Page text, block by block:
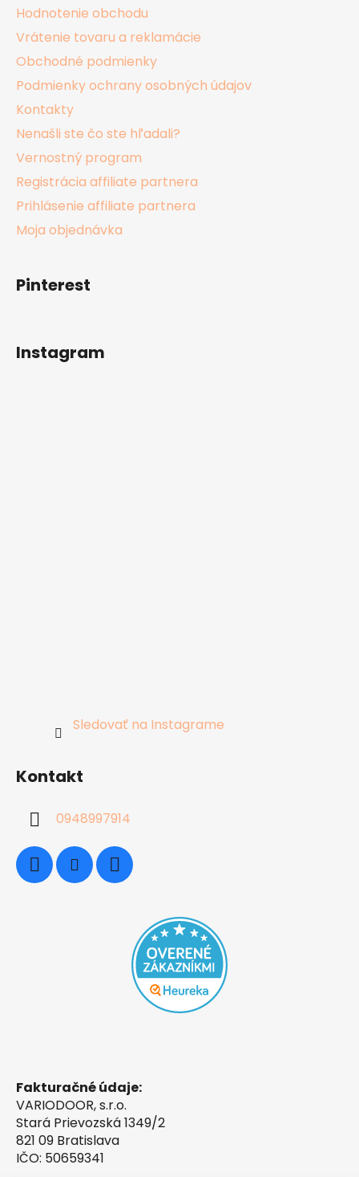
Hodnotenie obchodu
Vrátenie tovaru a reklamácie
Obchodné podmienky
Podmienky ochrany osobných údajov
Kontakty
Nenašli ste čo ste hľadali?
Vernostný program
Registrácia affiliate partnera
Prihlásenie affiliate partnera
Moja objednávka
Pinterest
Instagram
Sledovať na Instagrame
Kontakt
0948997914
Fakturačné údaje:
VARIODOOR, s.r.o.
Stará Prievozská 1349/2
821 09 Bratislava
IČO: 50659341